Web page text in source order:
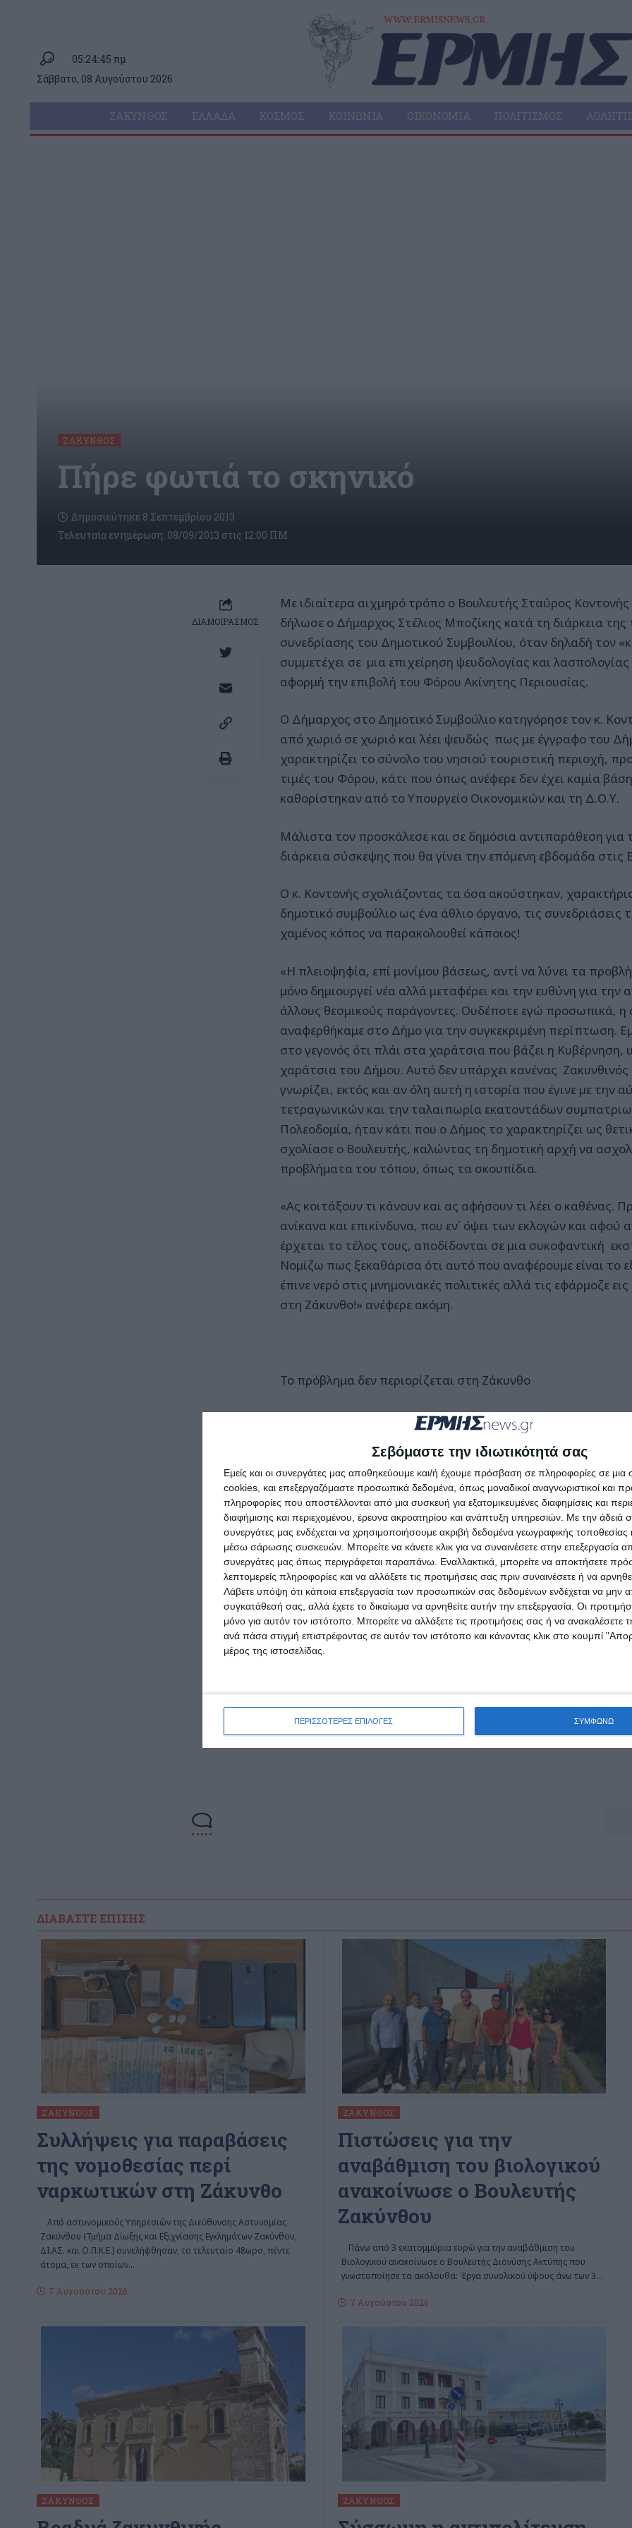
Σεβόμαστε την ιδιωτικότητά σας
Εμείς και οι συνεργάτες μας αποθηκεύουμε και/ή έχουμε πρόσβαση σε πληροφορίες σε
cookies, και επεξεργαζόμαστε προσωπικά δεδομένα, όπως μοναδικοί αναγνωριστικοί και
πληροφορίες που αποστέλλονται από μια συσκευή για εξατομικευμένες διαφημίσεις και
διαφήμισης και περιεχομένου, έρευνα ακροατηρίου και ανάπτυξη υπηρεσιών. Με την άδειά
συνεργάτες μας ενδέχεται να χρησιμοποιήσουμε ακριβή δεδομένα γεωγραφικής τοποθεσίας
μέσω σάρωσης συσκευών. Μπορείτε να κάνετε κλικ για να συναινέσετε στην επεξεργασία
συνεργάτες μας όπως περιγράφεται παραπάνω. Εναλλακτικά, μπορείτε να αποκτήσετε
λεπτομερείς πληροφορίες και να αλλάξετε τις προτιμήσεις σας πριν συναινέσετε ή να
Λάβετε υπόψη ότι κάποια επεξεργασία των προσωπικών σας δεδομένων ενδέχεται να μην
συγκατάθεσή σας, αλλά έχετε το δικαίωμα να αρνηθείτε αυτήν την επεξεργασία. Οι
μόνο για αυτόν τον ιστότοπο. Μπορείτε να αλλάξετε τις προτιμήσεις σας ή να ανακαλέσετε
ανά πάσα στιγμή επιστρέφοντας σε αυτόν τον ιστότοπο και κάνοντας κλικ στο κουμπί
μέρος της ιστοσελίδας.
ΠΕΡΙΣΣΟΤΕΡΕΣ ΕΠΙΛΟΓΕΣ ΣΥΜΦΩΝΩ
05:24:45 πμ
Σάββατο, 08 Αυγούστου 2026
ΖΆΚΥΝΘΟΣ ΕΛΛΆΔΑ ΚΌΣΜΟΣ ΚΟΙΝΩΝΊΑ ΟΙΚΟΝΟΜΊΑ ΠΟΛΙΤΙΣΜΌΣ
ΖΆΚΥΝΘΟΣ
Πήρε φωτιά το σκηνικό
Τελευταία ενημέρωση: 08/09/2013 στις 12:00 ΠΜ
Δημοσιεύτηκε 8 Σεπτεμβρίου 2013
ΔΙΑΜΟΙΡΑΣΜΟΣ
Με ιδιαίτερα αιχμηρό τρόπο ο Βουλευτής Σταύρος
δήλωσε ο Δήμαρχος Στέλιος Μποζίκης κατά τη διάρκεια της
συνεδρίασης του Δημοτικού Συμβουλίου, όταν δηλαδή τον
συμμετέχει σε μια επιχείρηση ψευδολογίας και
αφορμή την επιβολή του Φόρου Ακίνητης Περιουσίας.
Ο Δήμαρχος στο Δημοτικό Συμβούλιο κατηγόρησε τον κ.
από χωριό σε χωριό και λέει ψευδώς πως με έγγραφο του
χαρακτηρίζει το σύνολο του νησιού τουριστική περιοχή,
τιμές του Φόρου, κάτι που όπως ανέφερε δεν έχει καμία
καθορίστηκαν από το Υπουργείο Οικονομικών και τη Δ.Ο.Υ.
Μάλιστα τον προσκάλεσε και σε δημόσια αντιπαράθεση για
διάρκεια σύσκεψης που θα γίνει την επόμενη εβδομάδα στις
Ο κ. Κοντονής σχολιάζοντας τα όσα ακούστηκαν,
δημοτικό συμβούλιο ως ένα άθλιο όργανο, τις συνεδριάσεις
χαμένος κόπος να παρακολουθεί κάποιος!
«Η πλειοψηφία, επί μονίμου βάσεως, αντί να λύνει τα
μόνο δημιουργεί νέα αλλά μεταφέρει και την ευθύνη για την
άλλους θεσμικούς παράγοντες. Ουδέποτε εγώ προσωπικά, η
αναφερθήκαμε στο Δήμο για την συγκεκριμένη περίπτωση.
στο γεγονός ότι πλάι στα χαράτσια που βάζει η Κυβέρνηση,
χαράτσια του Δήμου. Αυτό δεν υπάρχει κανένας
γνωρίζει, εκτός και αν όλη αυτή η ιστορία που έγινε με την
τετραγωνικών και την ταλαιπωρία εκατοντάδων
Πολεοδομία, ήταν κάτι που ο Δήμος το χαρακτηρίζει ως
σχολίασε ο Βουλευτής, καλώντας τη δημοτική αρχή να
προβλήματα του τόπου, όπως τα σκουπίδια.
«Ας κοιτάξουν τι κάνουν και ας αφήσουν τι λέει ο καθένας.
ανίκανα και επικίνδυνα, που εν΄ όψει των εκλογών και αφού
έρχεται το τέλος τους, αποδίδονται σε μια συκοφαντική
Νομίζω πως ξεκαθάρισα ότι αυτό που αναφέρουμε είναι το
έπινε νερό στις μνημονιακές πολιτικές αλλά τις εφάρμοζε
στη Ζάκυνθο!» ανέφερε ακόμη.
Το πρόβλημα δεν περιορίζεται στη Ζάκυνθο
Ο κ. Βουλευτής κατέθεσε μέσω της Κοινοβουλευτικής
ερώτηση για το Φόρο Ακίνητης Περιουσίας στο Υπουργείο
σημειώνεται πως το πρόβλημα δεν αφορά μόνο τη Ζάκυνθο.
«Αυτή η τακτική αφορά όλη τη χώρα, αφού λαμβάνεται
αντικειμενικών αξιών που υπάρχουν σε ένα Νομό και
του Νομού όπου δεν υπάρχουν αντικειμενικές αξίες. Αυτό
πρόκειται για μια πρωτοφανή αδικία που έρχεται σε
μέσω της ΔΕΗ. Διαπιστώνουμε πως επιβάλλονται
της πλειοψηφίας των πολιτών και η παραφιλολογία της
καθημερινά!» σημείωσε ο Βουλευτής, επαναλαμβάνοντας
υπάρχουν τα χαράτσια της Εφορίας και τα χαράτσια του
ΔΙΑΒΆΣΤΕ ΕΠΊΣΗΣ
ΖΆΚΥΝΘΟΣ
Συλλήψεις για παραβάσεις
της νομοθεσίας περί
ναρκωτικών στη Ζάκυνθο
Από αστυνομικούς Υπηρεσιών της Διεύθυνσης Αστυνομίας
Ζακύνθου (Τμήμα Δίωξης και Εξιχνίασης Εγκλημάτων Ζακύνθου,
ΔΙ.ΑΣ. και Ο.Π.Κ.Ε.) συνελήφθησαν, το τελευταίο 48ωρο, πέντε
άτομα, εκ των οποίων…
7 Αυγούστου 2026
ΖΆΚΥΝΘΟΣ
Πιστώσεις για την
αναβάθμιση του βιολογικού
ανακοίνωσε ο Βουλευτής
Ζακύνθου
Πάνω από 3 εκατομμύρια ευρώ για την αναβάθμιση του
Βιολογικού ανακοίνωσε ο Βουλευτής Διονύσης Ακτύπης που
γνωστοποίησε τα ακόλουθα: Έργα συνολικού ύψους άνω των 3…
7 Αυγούστου 2026
ΖΆΚΥΝΘΟΣ ΖΆΚΥΝΘΟΣ